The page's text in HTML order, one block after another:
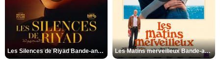
Les Silences de Riyad Bande-annonce VO STFR Les Matins merveilleux Bande-annonce VF